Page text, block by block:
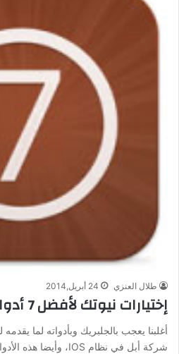
طلال العنزي 24 أبريل,2014
إختيارات نيوتك لأفضل 7 أدوات من السيديا #3
أغلبنا يعجب بالجلبريك وبأدواته لما
شركة أبل في نظام IOS، وأيضا هذه الأدوات…